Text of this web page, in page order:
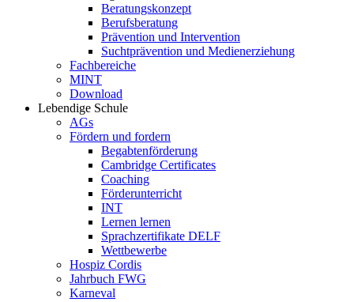
Beratungskonzept
Berufsberatung
Prävention und Intervention
Suchtprävention und Medienerziehung
Fachbereiche
MINT
Download
Lebendige Schule
AGs
Fördern und fordern
Begabtenförderung
Cambridge Certificates
Coaching
Förderunterricht
INT
Lernen lernen
Sprachzertifikate DELF
Wettbewerbe
Hospiz Cordis
Jahrbuch FWG
Karneval